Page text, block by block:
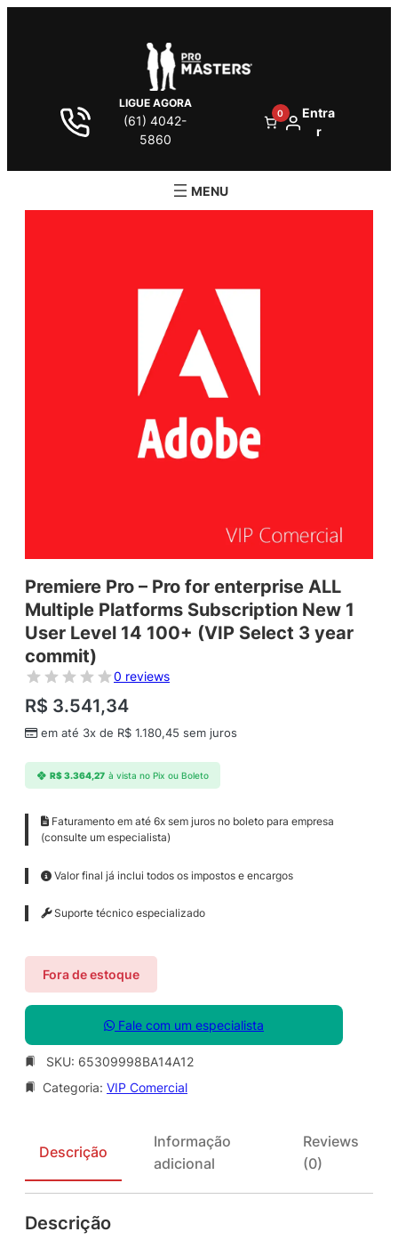
LIGUE AGORA
(61) 4042-
5860
0
Entra
r
Premiere Pro – Pro for enterprise ALL
Multiple Platforms Subscription New 1
User Level 14 100+ (VIP Select 3 year
commit)
0 reviews
R$ 3.541,34
em até 3x de R$ 1.180,45 sem juros
R$3.364,27 à vista no Pix ou Boleto
Faturamento em até 6x sem juros no boleto para empresa
(consulte um especialista)
Valor final já inclui todos os impostos e encargos
Suporte técnico especializado
Fora de estoque
Fale com um especialista
SKU: 65309998BA14A12
Categoria: VIP Comercial
Descrição
Informação
adicional
Reviews
(0)
Descrição